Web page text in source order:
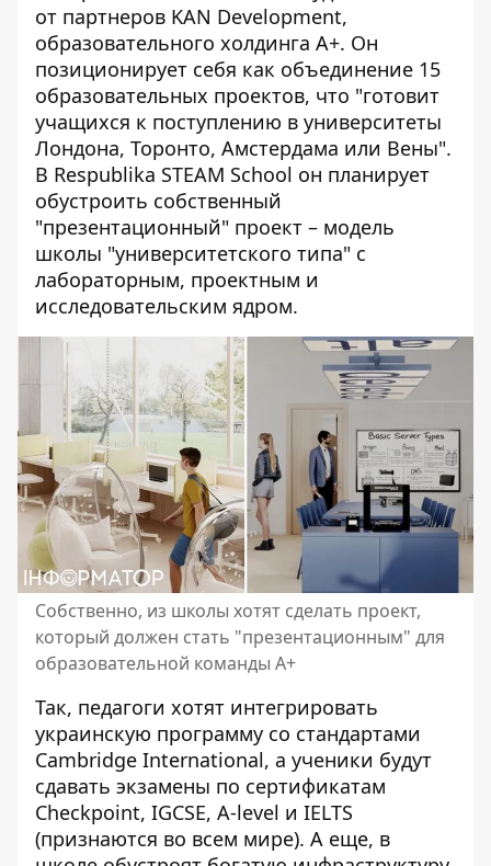
от партнеров KAN Development,
образовательного холдинга А+. Он
позиционирует себя как объединение 15
образовательных проектов, что "готовит
учащихся к поступлению в университеты
Лондона, Торонто, Амстердама или Вены".
В Respublika STEAM School он планирует
обустроить собственный
"презентационный" проект – модель
школы "университетского типа" с
лабораторным, проектным и
исследовательским ядром.
Собственно, из школы хотят сделать проект,
который должен стать "презентационным" для
образовательной команды А+
Так, педагоги хотят интегрировать
украинскую программу со стандартами
Cambridge International, а ученики будут
сдавать экзамены по сертификатам
Checkpoint, IGCSE, А-level и IELTS
(признаются во всем мире). А еще, в